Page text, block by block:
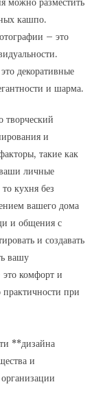
кашпо.
– это
декоративные
и шарма.
творческий
и
такие как
личные
кухня без
вашего дома
и общения с
и создавать
вашу
комфорт и
при
**дизайна
и